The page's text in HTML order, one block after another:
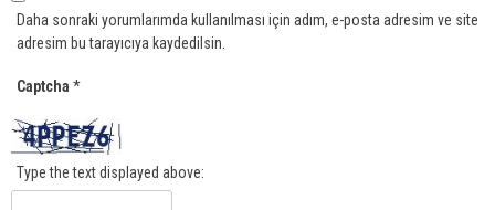
Daha sonraki yorumlarımda kullanılması için adım, e-posta adresim ve site
adresim bu tarayıcıya kaydedilsin.
Captcha *
Type the text displayed above: